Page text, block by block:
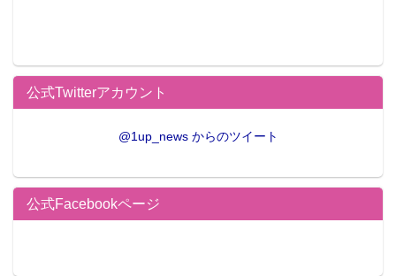
公式Twitterアカウント
@1up_news からのツイート
公式Facebookページ